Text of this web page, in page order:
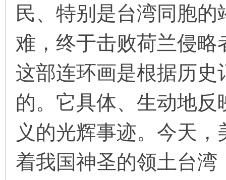
民、特别是台湾同胞
难，终于击败荷兰侵
这部连环画是根据历
的。它具体、生动地
义的光辉事迹。今天
着我国神圣的领土台湾